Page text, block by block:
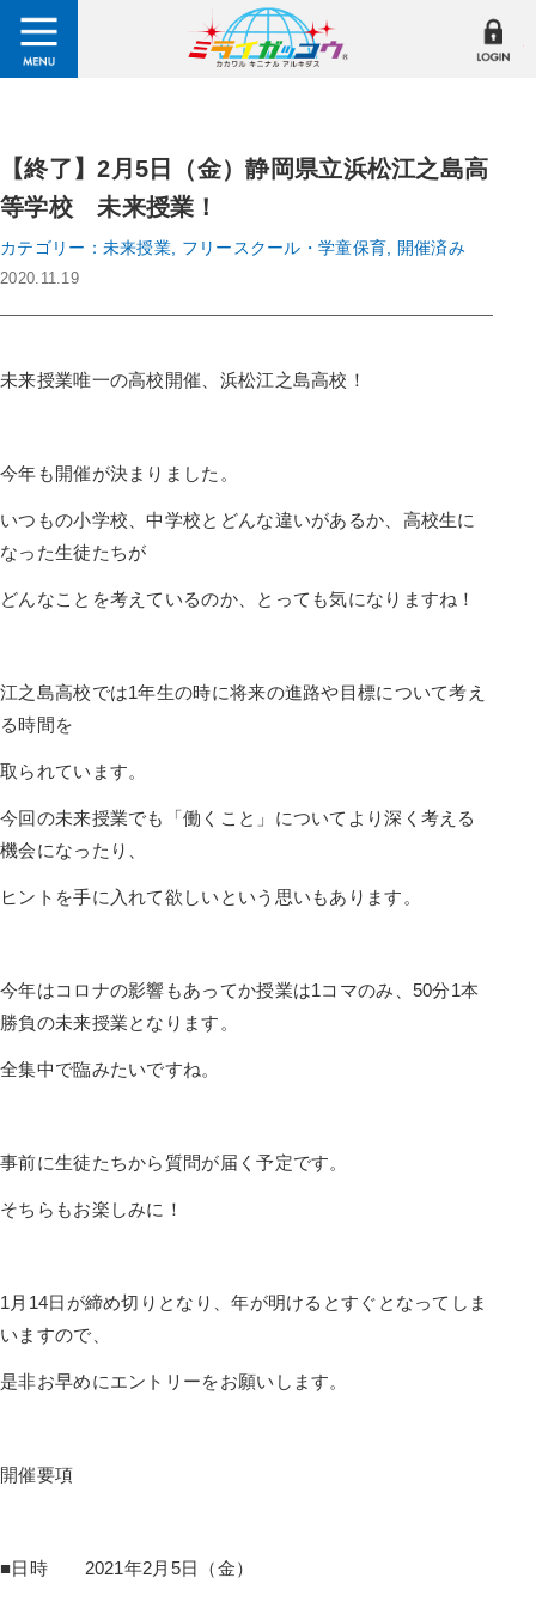
【終了】2月5日（金）静岡県立浜松江之島高
等学校 未来授業！
カテゴリー：未来授業, フリースクール・学童保育, 開催済み
2020.11.19
未来授業唯一の高校開催、浜松江之島高校！
今年も開催が決まりました。
いつもの小学校、中学校とどんな違いがあるか、高校生に
なった生徒たちが
どんなことを考えているのか、とっても気になりますね！
江之島高校では1年生の時に将来の進路や目標について考え
る時間を
取られています。
今回の未来授業でも「働くこと」についてより深く考える
機会になったり、
ヒントを手に入れて欲しいという思いもあります。
今年はコロナの影響もあってか授業は1コマのみ、50分1本
勝負の未来授業となります。
全集中で臨みたいですね。
事前に生徒たちから質問が届く予定です。
そちらもお楽しみに！
1月14日が締め切りとなり、年が明けるとすぐとなってしま
いますので、
是非お早めにエントリーをお願いします。
開催要項
■日時 2021年2月5日（金）